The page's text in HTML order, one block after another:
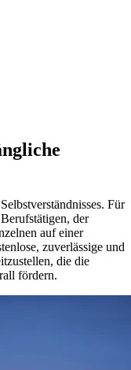
Für
der
auf einer
zuverlässige und
die die
fördern.